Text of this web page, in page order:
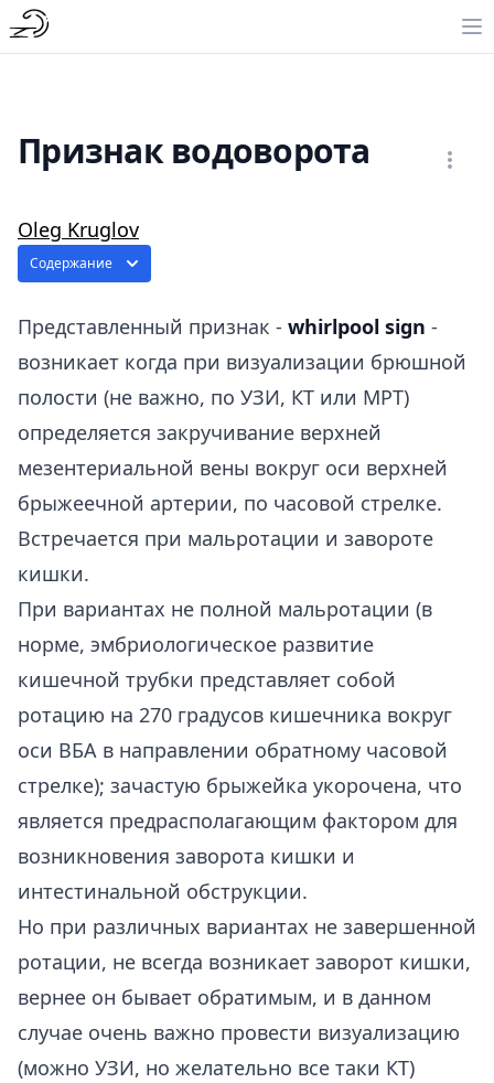
Признак водоворота
Oleg Kruglov
Содержание
Представленный признак - whirlpool sign -
возникает когда при визуализации брюшной
полости (не важно, по УЗИ, КТ или МРТ)
определяется закручивание верхней
мезентериальной вены вокруг оси верхней
брыжеечной артерии, по часовой стрелке.
Встречается при мальротации и завороте
кишки.
При вариантах не полной мальротации (в
норме, эмбриологическое развитие
кишечной трубки представляет собой
ротацию на 270 градусов кишечника вокруг
оси ВБА в направлении обратному часовой
стрелке); зачастую брыжейка укорочена, что
является предрасполагающим фактором для
возникновения заворота кишки и
интестинальной обструкции.
Но при различных вариантах не завершенной
ротации, не всегда возникает заворот кишки,
вернее он бывает обратимым, и в данном
случае очень важно провести визуализацию
(можно УЗИ, но желательно все таки КТ)